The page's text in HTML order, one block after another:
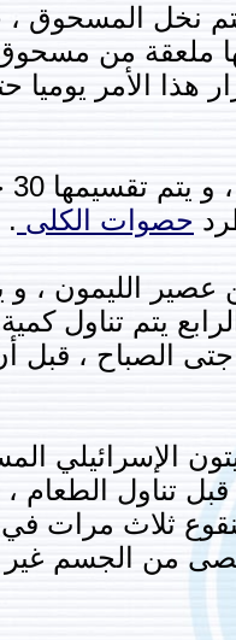
نخل المسحوق
ملعقة من مسحوق
حصوات الكلى .
الليمون ، و
على ذلك لمدة 3 أيام ، في اليوم
الصباح ، قبل أن
الإسرائيلي
تناول الطعام
ثلاث مرات
من الجسم